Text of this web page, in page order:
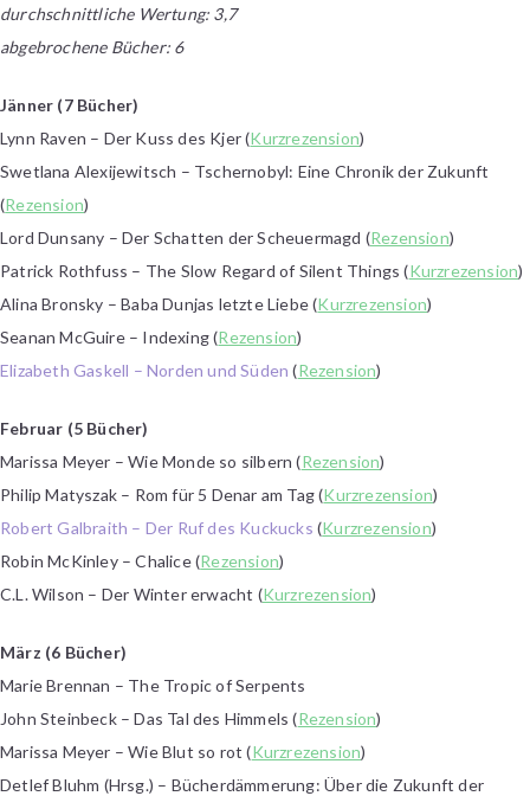
durchschnittliche Wertung: 3,7
abgebrochene Bücher: 6
Jänner (7 Bücher)
Lynn Raven – Der Kuss des Kjer (Kurzrezension)
Swetlana Alexijewitsch – Tschernobyl: Eine Chronik der Zukunft
(Rezension)
Lord Dunsany – Der Schatten der Scheuermagd (Rezension)
Patrick Rothfuss – The Slow Regard of Silent Things (Kurzrezension)
Alina Bronsky – Baba Dunjas letzte Liebe (Kurzrezension)
Seanan McGuire – Indexing (Rezension)
Elizabeth Gaskell – Norden und Süden (Rezension)
Februar (5 Bücher)
Marissa Meyer – Wie Monde so silbern (Rezension)
Philip Matyszak – Rom für 5 Denar am Tag (Kurzrezension)
Robert Galbraith – Der Ruf des Kuckucks (Kurzrezension)
Robin McKinley – Chalice (Rezension)
C.L. Wilson – Der Winter erwacht (Kurzrezension)
März (6 Bücher)
Marie Brennan – The Tropic of Serpents
John Steinbeck – Das Tal des Himmels (Rezension)
Marissa Meyer – Wie Blut so rot (Kurzrezension)
Detlef Bluhm (Hrsg.) – Bücherdämmerung: Über die Zukunft der